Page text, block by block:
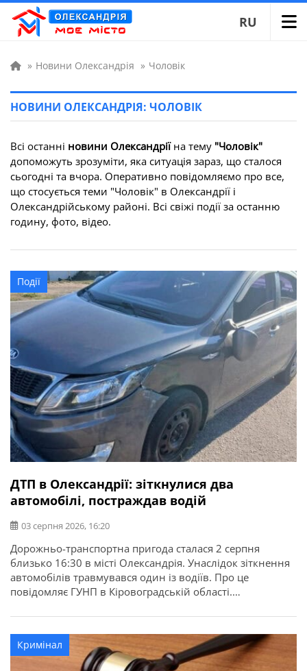
RU
» Новини Олександрія » Чоловік
НОВИНИ ОЛЕКСАНДРІЯ: ЧОЛОВІК
Всі останні новини Олександріїна тему "Чоловік"
допоможуть зрозуміти, яка ситуація зараз, що сталося
сьогодні та вчора. Оперативно повідомляємо про все,
що стосується теми "Чоловік" в Олександрії і
Олександрійському районі. Всі свіжі події за останню
годину, фото, відео.
Події
ДТП в Олександрії: зіткнулися два
автомобілі, постраждав водій
03 серпня 2026, 16:20
Дорожньо-транспортна пригода сталася 2 серпня
близько 16:30 в місті Олександрія. Унаслідок зіткнення
автомобілів травмувався один із водіїв. Про це
повідомляє ГУНП в Кіровоградській області.
народження автомобіля Volkswagen Crafter, який
рухався у напрямку міста Дніпро, під час виконання
маневру обгону допустив зіткнення з автомобілем Kia
під керуванням водійки, 1997 року […]
Кримінал